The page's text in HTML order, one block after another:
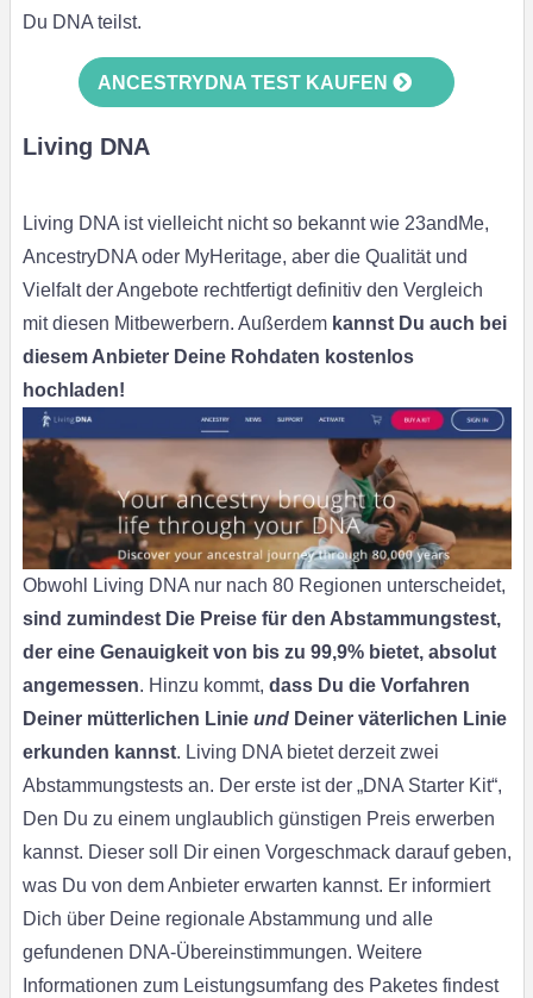
Du DNA teilst.
ANCESTRYDNA TEST KAUFEN
Living DNA
Living DNA ist vielleicht nicht so bekannt wie 23andMe,
AncestryDNA oder MyHeritage, aber die Qualität und
Vielfalt der Angebote rechtfertigt definitiv den Vergleich
mit diesen Mitbewerbern. Außerdem kannst Du auch bei
diesem Anbieter Deine Rohdaten kostenlos
hochladen!
Obwohl Living DNA nur nach 80 Regionen unterscheidet,
sind zumindest Die Preise für den Abstammungstest,
der eine Genauigkeit von bis zu 99,9% bietet, absolut
angemessen. Hinzu kommt, dass Du die Vorfahren
Deiner mütterlichen Linie undDeiner väterlichen Linie
erkunden kannst. Living DNA bietet derzeit zwei
Abstammungstests an. Der erste ist der „DNA Starter Kit“,
Den Du zu einem unglaublich günstigen Preis erwerben
kannst. Dieser soll Dir einen Vorgeschmack darauf geben,
was Du von dem Anbieter erwarten kannst. Er informiert
Dich über Deine regionale Abstammung und alle
gefundenen DNA-Übereinstimmungen. Weitere
Informationen zum Leistungsumfang des Paketes findest